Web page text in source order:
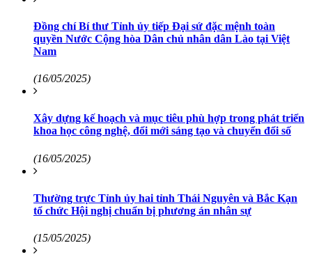
Đồng chí Bí thư Tỉnh ủy tiếp Đại sứ đặc mệnh toàn
quyền Nước Cộng hòa Dân chủ nhân dân Lào tại Việt
Nam
(16/05/2025)
Xây dựng kế hoạch và mục tiêu phù hợp trong phát triển
khoa học công nghệ, đổi mới sáng tạo và chuyển đổi số
(16/05/2025)
Thường trực Tỉnh ủy hai tỉnh Thái Nguyên và Bắc Kạn
tổ chức Hội nghị chuẩn bị phương án nhân sự
(15/05/2025)